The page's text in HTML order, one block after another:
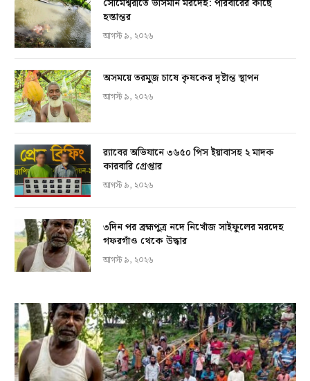
সোমেশ্বরীতে ভাসমান মরদেহ: পরিবারের কাছে
হস্তান্তর
আগস্ট ৯, ২০২৬
অসময়ে তরমুজ চাষে কৃষকের দৃষ্টান্ত স্থাপন
আগস্ট ৯, ২০২৬
র‍্যাবের অভিযানে ৩৬৫০ পিস ইয়াবাসহ ২ মাদক
কারবারি গ্রেপ্তার
আগস্ট ৯, ২০২৬
৩দিন পর ব্রহ্মপুত্র নদে নিখোঁজ সাইফুলের মরদেহ
গফরগাঁও থেকে উদ্ধার
আগস্ট ৯, ২০২৬